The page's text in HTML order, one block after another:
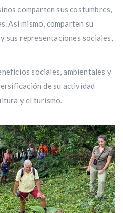
comparten sus costumbres,
Así mismo, comparten su
sus representaciones sociales,
sociales, ambientales y
de su actividad
y el turismo.